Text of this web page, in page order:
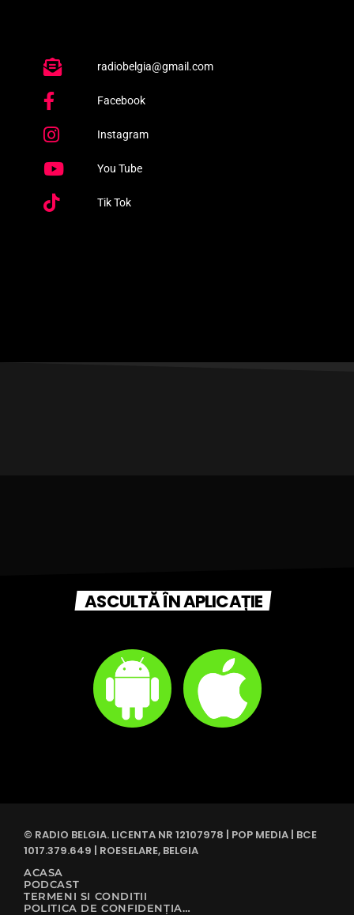
radiobelgia@gmail.com
Facebook
Instagram
You Tube
Tik Tok
ASCULTĂ ÎN APLICAȚIE
© RADIO BELGIA. LICENTA NR 12107978 | POP MEDIA | BCE
1017.379.649 | ROESELARE, BELGIA
ACASA
PODCAST
TERMENI SI CONDITII
POLITICA DE CONFIDENȚIALITATE